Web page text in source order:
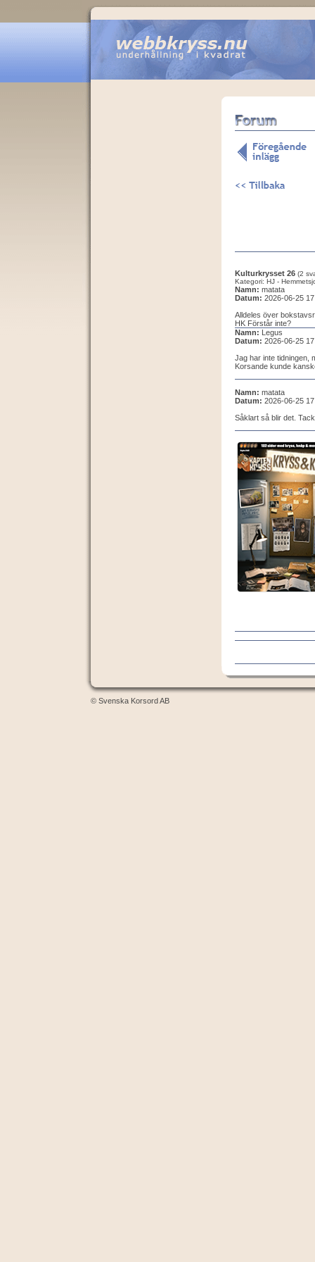
Kulturkrysset 26 (2
Kategori: HJ -
Namn: matata
Datum: 2026-06-25
Alldeles över
HK Förstår inte?
Namn: Legus
Datum: 2026-06-25
Jag har inte tidningen,
Korsande kunde
Namn: matata
Datum: 2026-06-25
Såklart så blir det.
© Svenska Korsord AB